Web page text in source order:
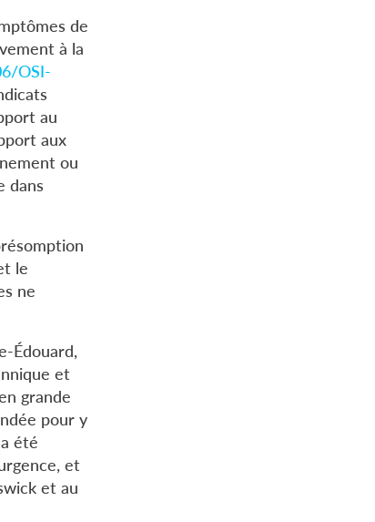
de
à la
OSI-
au
aux
ou
dans
le
ne
Édouard,
et
grande
pour y
été
et
et au